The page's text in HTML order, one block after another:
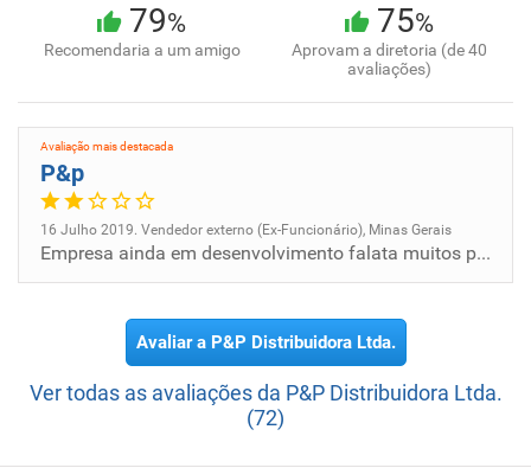
79%
Recomendaria a um amigo
75%
Aprovam a diretoria (de 40
avaliações)
Avaliação mais destacada
P&p
16 Julho 2019. Vendedor externo (Ex-Funcionário), Minas Gerais
Empresa ainda em desenvolvimento falata muitos pontos para oferecer um ambiente agradavel de trabalho no mais e uma boa...
Avaliar a P&P Distribuidora Ltda.
Ver todas as avaliações da P&P Distribuidora Ltda.
(72)